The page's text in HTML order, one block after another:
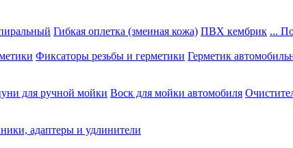
Гибкая оплетка (змеиная кожа) ПВХ кембрик ...
Фиксаторы резьбы и герметики Герметик
для ручной мойки Воск для мойки автомобиля
адаптеры и удлинители